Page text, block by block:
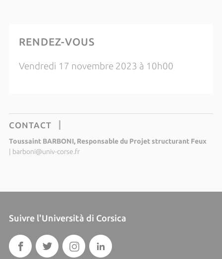
RENDEZ-VOUS
Vendredi 17 novembre 2023 à 10h00
CONTACT
Toussaint BARBONI, Responsable du Projet structurant Feux
barboni@univ-corse.fr
Suivre l'Università di Corsica